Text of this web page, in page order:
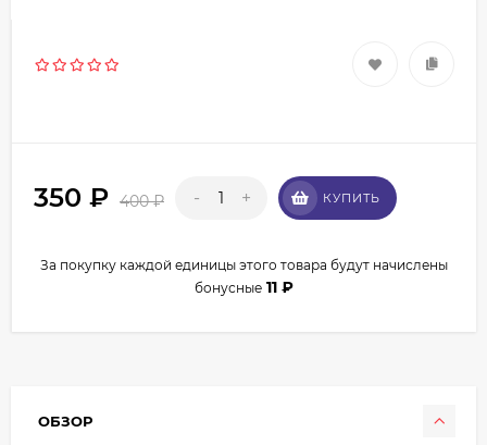
350 ₽ 400₽ - + КУПИТЬ
За покупку каждой единицы этого товара будут начислены
бонусные 11 ₽
ОБЗОР